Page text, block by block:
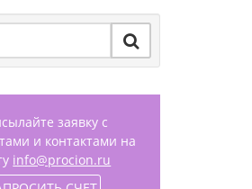
заявку с
и контактами на
info@procion.ru